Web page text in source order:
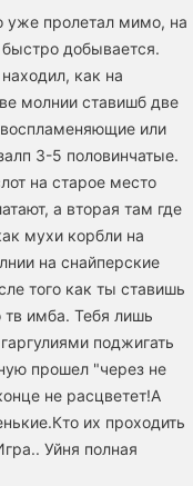
уже пролетал мимо, на
добывается.
как на
молнии ставишб две
или
3-5 половинчатые.
на старое место
а вторая там где
мухи корбли на
на снайперские
того как ты ставишь
имба. Тебя лишь
поджигать
прошел "через не
не расцветет!А
их проходить
Уйня полная